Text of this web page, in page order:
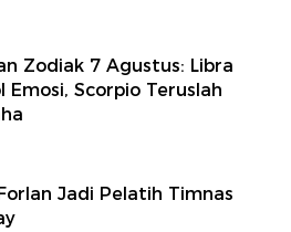
Zodiak 7 Agustus: Libra
Emosi, Scorpio Teruslah
Jadi Pelatih Timnas